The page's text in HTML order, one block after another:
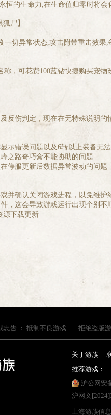
的生命力,在生命值归零时将会
尸】
切异常状态,攻击附带重击效果
，可花费100蓝钻快捷购买宠物
反伤判定，现在在无特殊说明
示错误问题以及6转以上装备无
之路奇巧盒不能协助的问题
停服更新后数据异常波动的问题
并确认关闭游戏进程，以免维护
，这会导致游戏运行出现个别不
源下载更新
忠告 ： 抵制不良游戏 拒绝盗版
关于游族
推荐游戏：
沪公网安
沪网文
上海游族信